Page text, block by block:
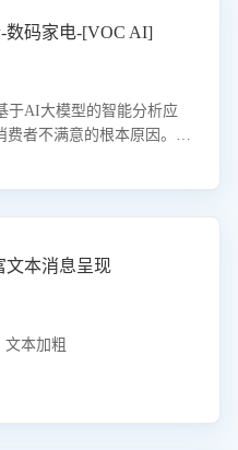
誉，实现客户满意度的持
数码家电-[VOC AI]
于AI大模型的智能分析应
费者不满意的根本原因。该
任归属，提供可落地的改
整体服务质量。
文本消息呈现
文本加粗